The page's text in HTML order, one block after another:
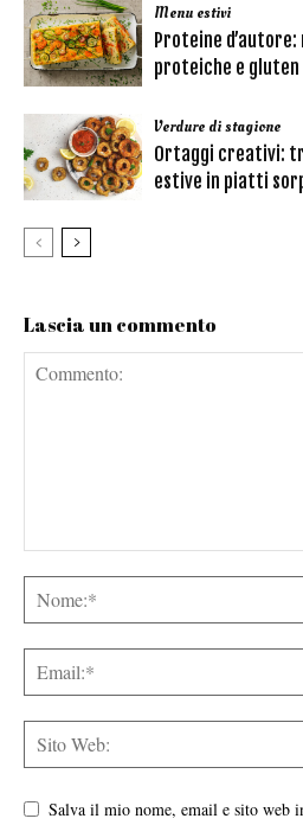
Menu estivi
Proteine
proteiche e
Verdure di stagione
Ortaggi creativi:
estive in piatti
Lascia un commento
Salva il mio nome, email e sito web